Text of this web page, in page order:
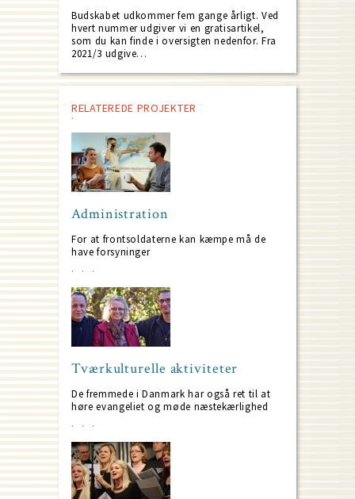
Budskabet udkommer fem gange årligt. Ved
hvert nummer udgiver vi en gratisartikel,
som du kan finde i oversigten nedenfor. Fra
2021/3 udgive…
RELATEREDE PROJEKTER
Administration
For at frontsoldaterne kan kæmpe må de
have forsyninger
Tværkulturelle aktiviteter
De fremmede i Danmark har også ret til at
høre evangeliet og møde næstekærlighed